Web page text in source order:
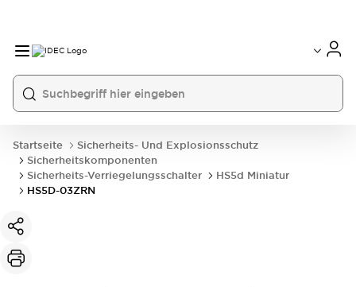
Startseite
Sicherheits- Und Explosionsschutz
Sicherheitskomponenten
Sicherheits-Verriegelungsschalter
HS5d Miniatur
HS5D-03ZRN